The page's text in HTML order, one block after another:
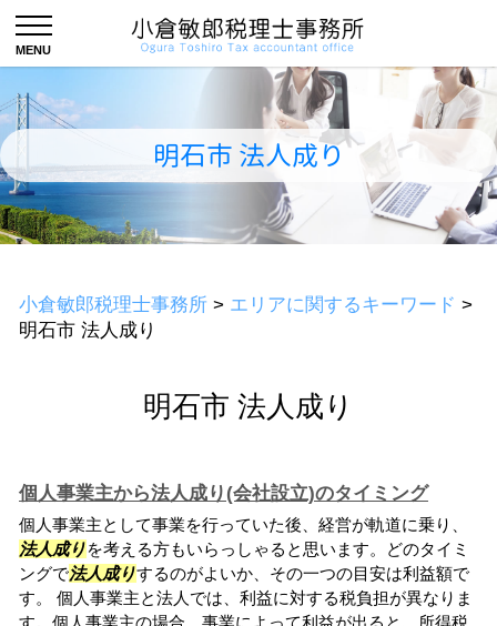
明石市 法人成り
小倉敏郎税理士事務所 > エリアに関するキーワード >
明石市 法人成り
明石市 法人成り
個人事業主から法人成り(会社設立)のタイミング
個人事業主として事業を行っていた後、経営が軌道に乗り、
法人成りを考える方もいらっしゃると思います。どのタイミ
ングで法人成りするのがよいか、その一つの目安は利益額で
す。 個人事業主と法人では、利益に対する税負担が異なりま
す。個人事業主の場合、事業によって利益が出ると、所得税